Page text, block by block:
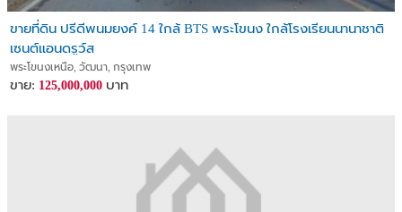
ขายที่ดิน ปรีดีพนมยงค์ 14 ใกล้ BTS พระโขนง ใกล้โรงเรียนนานาชาติ
เซนต์แอนดรูว์ส
พระโขนงเหนือ, วัฒนา, กรุงเทพ
ขาย: 125,000,000 บาท